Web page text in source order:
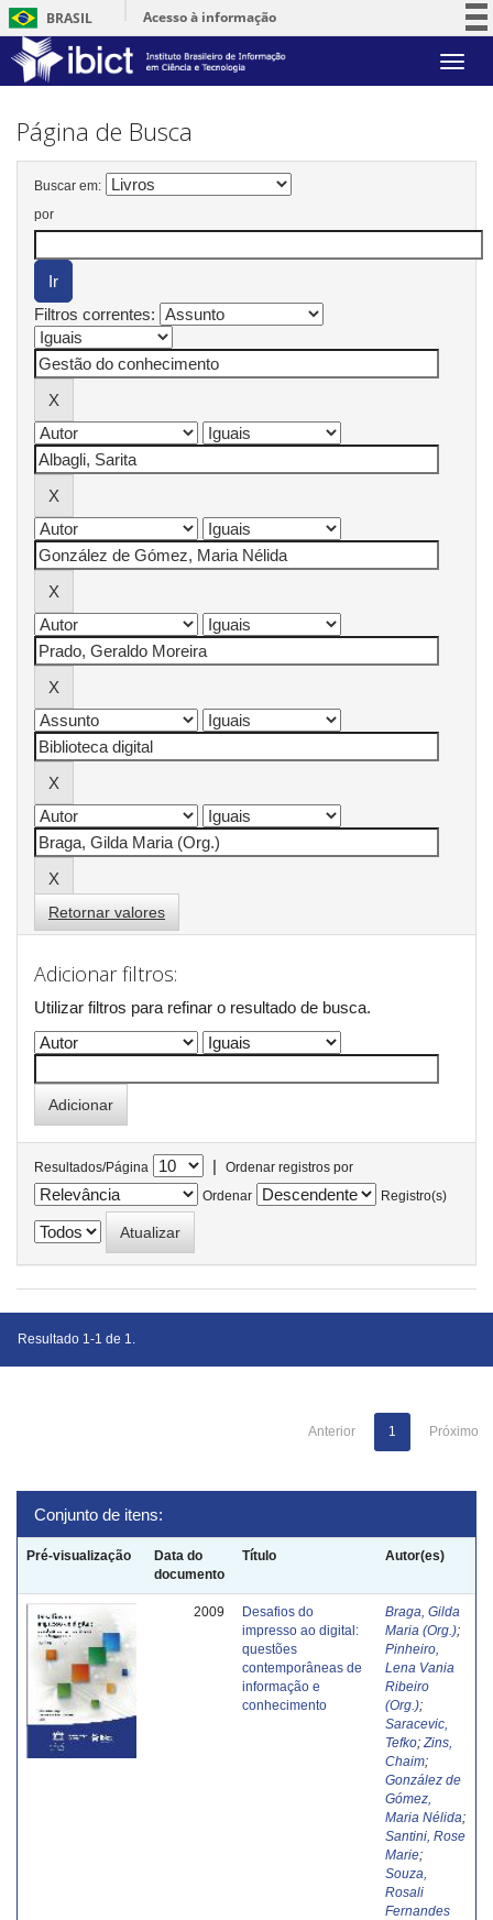
BRASIL
Acesso à informação
Serviços
Skip
Página de Busca
Buscar em:
por
Filtros correntes:
Retornar valores
Adicionar filtros:
Utilizar filtros para refinar o resultado de busca.
Resultados/Página |
Ordenar registros por
Ordenar
Registro(s)
Resultado 1-1 de 1.
Anterior 1 Próximo
Conjunto de itens:
Pré-visualização
Data do
documento
Título Autor(es)
2009
Desafios do
impresso ao digital:
questões
contemporâneas de
informação e
conhecimento
Braga, Gilda
Maria (Org.);
Pinheiro,
Lena Vania
Ribeiro
(Org.);
Saracevic,
Tefko; Zins,
Chaim;
González de
Gómez,
Maria Nélida;
Santini, Rose
Marie;
Souza,
Rosali
Fernandes